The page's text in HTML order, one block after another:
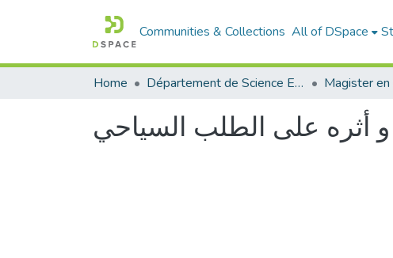
Communities & Collections All of DSpace
Home Département de Science Economique
أثره على الطلب السياحي